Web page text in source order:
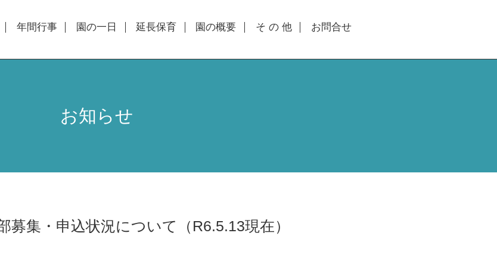
年間行事 園の一日 延長保育 園の概要 そ の 他 お問合せ
お知らせ
募集・申込状況について（R6.5.13現在）